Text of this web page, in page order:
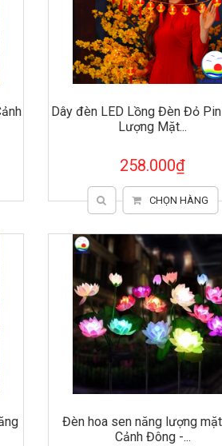
Dây đèn LED Lồng Đèn Đỏ
Lượng Mặt...
258.000₫
CHỌN HÀNG
Đèn hoa sen năng lượng
Cảnh Đông -...